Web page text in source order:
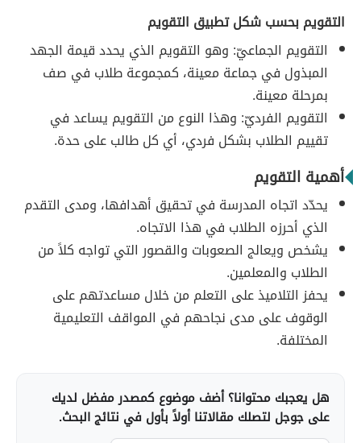
التقويم بحسب شكل تطبيق التقويم
التقويم الجماعيّ: وهو التقويم الذي يحدد قيمة الجهد
المبذول في جماعة معينة، كمجموعة طلاب في صف
بمرحلة معينة.
التقويم الفرديّ: وهذا النوع من التقويم يساعد في
تقييم الطلاب بشكل فردي، أي كل طالب على حدة.
أهمية التقويم
يحدّد اتجاه المدرسة في تحقيق أهدافها، ومدى التقدم
الذي أحرزه الطلاب في هذا الاتجاه.
يشخص ويعالج الصعوبات والقصور التي تواجه كلاً من
الطلاب والمعلمين.
يحفز التلاميذ على التعلم من خلال مساعدتهم على
الوقوف على مدى نجاحهم في المواقف التعليمية
المختلفة.
هل يعجبك محتوانا؟ أضف موضوع كمصدر مفضل لديك
على جوجل لتصلك مقالاتنا أولاً بأول في نتائج البحث.